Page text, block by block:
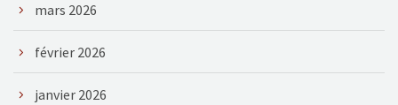
mars 2026
février 2026
janvier 2026